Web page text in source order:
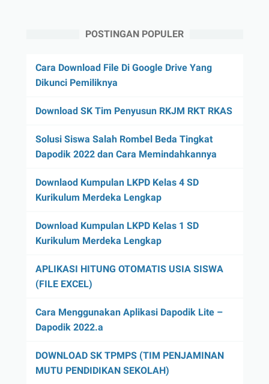
POSTINGAN POPULER
Cara Download File Di Google Drive Yang
Dikunci Pemiliknya
Download SK Tim Penyusun RKJM RKT RKAS
Solusi Siswa Salah Rombel Beda Tingkat
Dapodik 2022 dan Cara Memindahkannya
Downlaod Kumpulan LKPD Kelas 4 SD
Kurikulum Merdeka Lengkap
Download Kumpulan LKPD Kelas 1 SD
Kurikulum Merdeka Lengkap
APLIKASI HITUNG OTOMATIS USIA SISWA
(FILE EXCEL)
Cara Menggunakan Aplikasi Dapodik Lite –
Dapodik 2022.a
DOWNLOAD SK TPMPS (TIM PENJAMINAN
MUTU PENDIDIKAN SEKOLAH)